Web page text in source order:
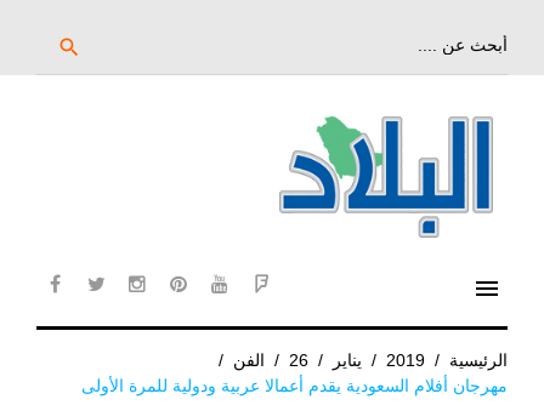
search
menu
الرئيسية /
2019
/ يناير /
26
/ الفن /
مهرجان أفلام السعودية يقدم أعمالا عربية ودولية للمرة الأولى